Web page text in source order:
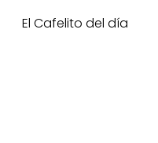
El Cafelito del día